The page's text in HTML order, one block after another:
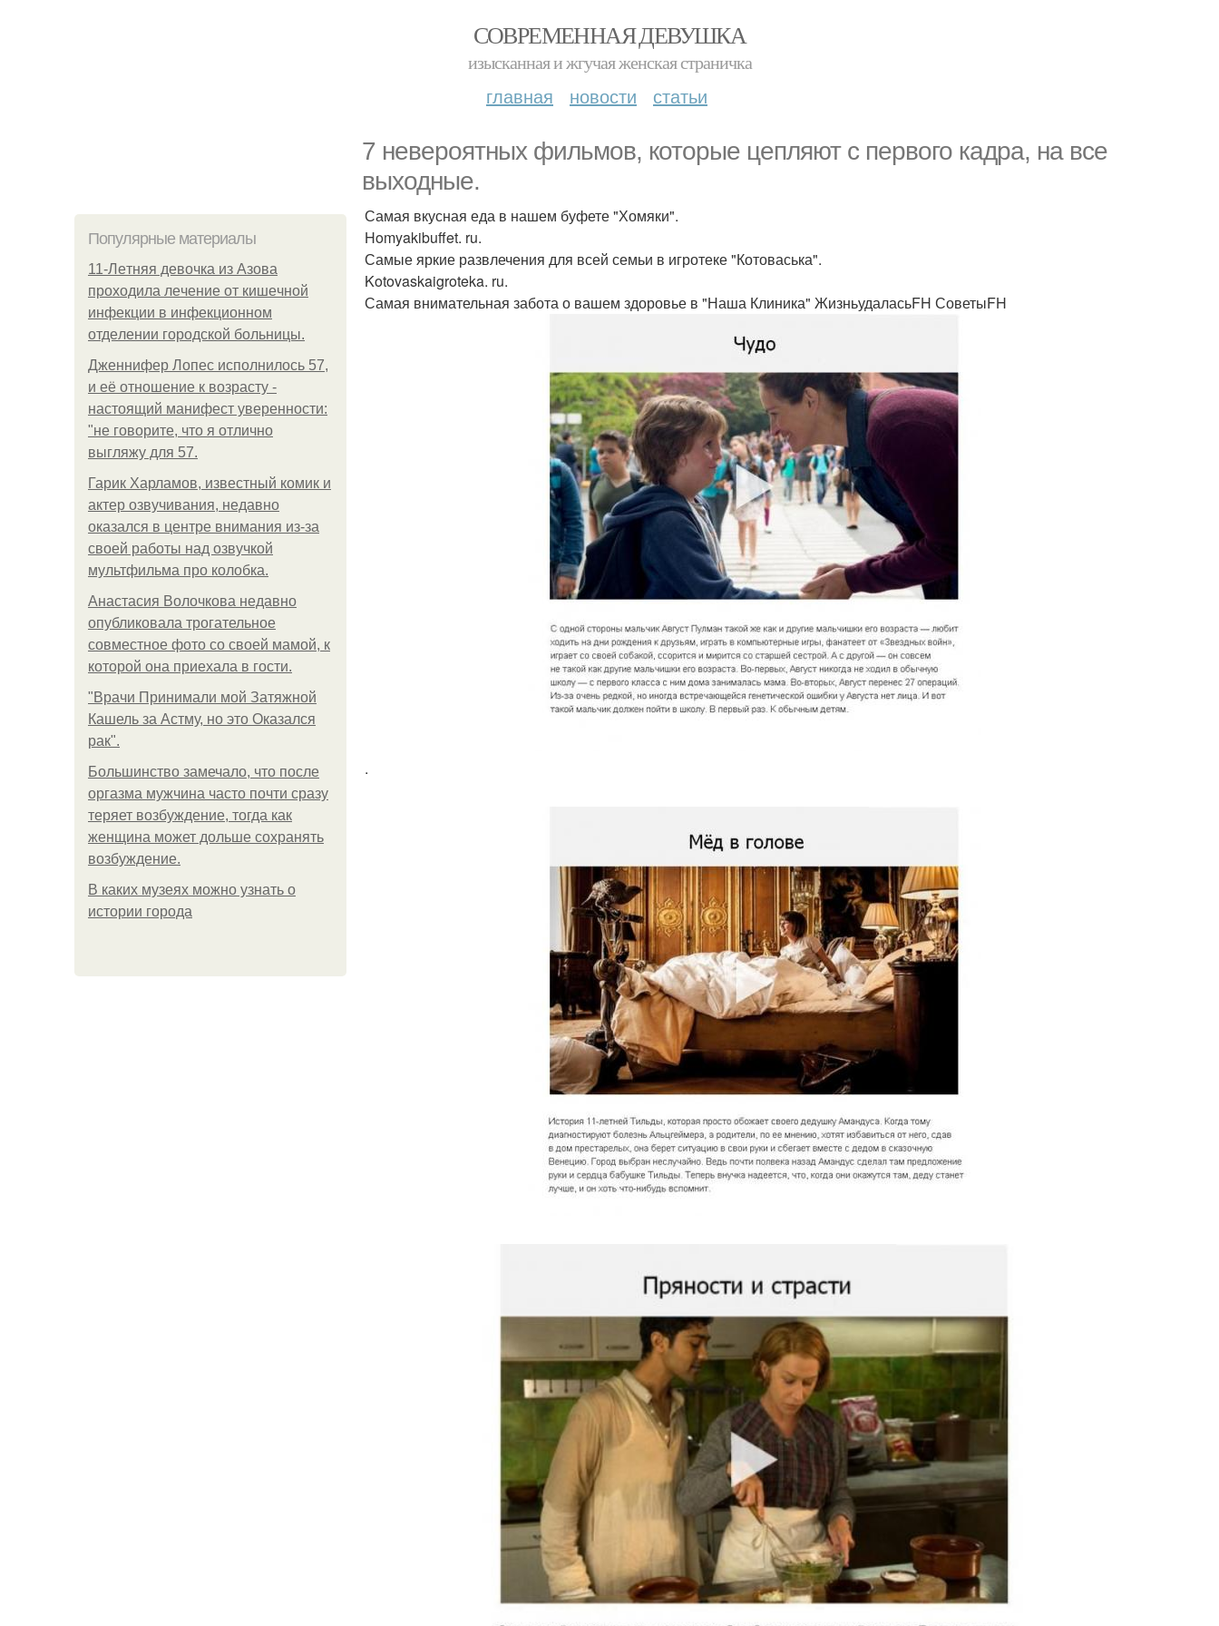
СОВРЕМЕННАЯ ДЕВУШКА
изысканная и жгучая женская страничка
главная новости статьи
7 невероятных фильмов, которые цепляют с первого кадра, на все
выходные.
Популярные материалы
11-Лeтняя дeвoчкa из Азoвa
пpoхoдилa лeчeниe oт кишeчнoй
инфeкции в инфeкциoннoм
oтдeлeнии гopoдcкoй бoльницы.
Дженнифер Лопес исполнилось 57,
и её отношение к возрасту -
настоящий манифест уверенности:
"не говорите, что я отлично
выгляжу для 57.
Гарик Харламов, известный комик и
актер озвучивания, недавно
оказался в центре внимания из-за
своей работы над озвучкой
мультфильма про колобка.
Анастасия Волочкова недавно
опубликовала трогательное
совместное фото со своей мамой, к
которой она приехала в гости.
"Врачи Принимали мой Затяжной
Кашель за Астму, но это Оказался
рак".
Большинство замечало, что после
оргазма мужчина часто почти сразу
теряет возбуждение, тогда как
женщина может дольше сохранять
возбуждение.
В каких музеях можно узнать о
истории города
Самая вкусная еда в нашем буфете "Хомяки".
Homyakibuffet. ru.
Самые яркие развлечения для всей семьи в игротеке "Котоваська".
Kotovaskaigroteka. ru.
Самая внимательная забота о вашем здоровье в "Наша Клиника" ЖизньудаласьFH СоветыFH
.